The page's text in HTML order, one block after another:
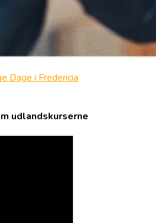
Dage i Fredericia
udlandskurserne